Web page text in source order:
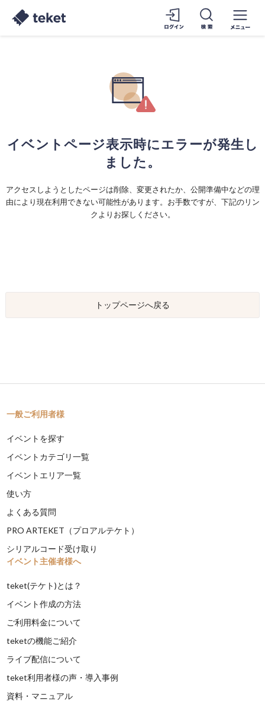
イベントページ表示時にエラーが発生し
ました。
アクセスしようとしたページは削除、変更されたか、公開準備中などの理
由により現在利用できない可能性があります。お手数ですが、下記のリン
クよりお探しください。
トップページへ戻る
一般ご利用者様
イベントを探す
イベントカテゴリ一覧
イベントエリア一覧
使い方
よくある質問
PRO ARTEKET（プロアルテケト）
シリアルコード受け取り
イベント主催者様へ
teket(テケト)とは？
イベント作成の方法
ご利用料金について
teketの機能ご紹介
ライブ配信について
teket利用者様の声・導入事例
資料・マニュアル